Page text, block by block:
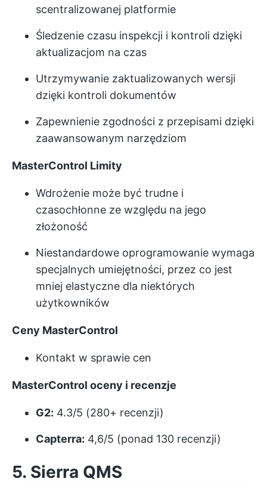
scentralizowanej platformie
Śledzenie czasu inspekcji i kontroli dzięki
aktualizacjom na czas
Utrzymywanie zaktualizowanych wersji
dzięki kontroli dokumentów
Zapewnienie zgodności z przepisami dzięki
zaawansowanym narzędziom
MasterControl Limity
Wdrożenie może być trudne i
czasochłonne ze względu na jego
złożoność
Niestandardowe oprogramowanie wymaga
specjalnych umiejętności, przez co jest
mniej elastyczne dla niektórych
użytkowników
Ceny MasterControl
Kontakt w sprawie cen
MasterControl oceny i recenzje
G2: 4.3/5 (280+ recenzji)
Capterra: 4,6/5 (ponad 130 recenzji)
5. Sierra QMS